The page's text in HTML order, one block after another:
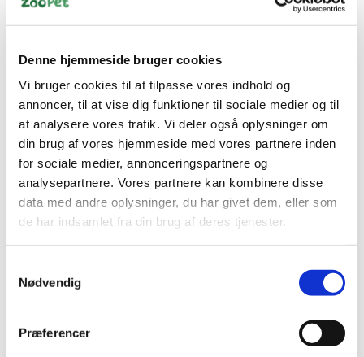
Denne hjemmeside bruger cookies
Vi bruger cookies til at tilpasse vores indhold og
annoncer, til at vise dig funktioner til sociale medier og til
at analysere vores trafik. Vi deler også oplysninger om
din brug af vores hjemmeside med vores partnere inden
for sociale medier, annonceringspartnere og
analysepartnere. Vores partnere kan kombinere disse
data med andre oplysninger, du har givet dem, eller som
de har indsamlet fra din brug af deres tjenester.
Nødvendig
Præferencer
Bestsælgende varer i Fiskefoder
foderautomat
DKK 263,20 ekskl. moms DKK 16,00 ekskl. moms